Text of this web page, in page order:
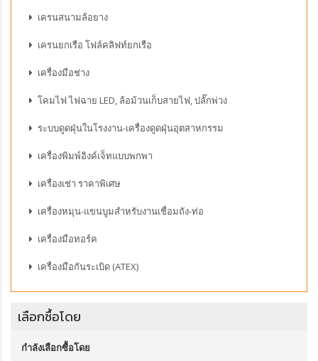
เครนสนามล้อยาง
เครนยกเรือ โฟล์คลิฟท์ยกเรือ
เครื่องมือช่าง
โคมไฟ ไฟฉาย LED, ล้อม้วนเก็บสายไฟ, ปลั๊กพ่วง
ระบบดูดฝุ่นในโรงงาน-เครื่องดูดฝุ่นอุตสาหกรรม
เครื่องพิมพ์อิงค์เจ็ทแบบพกพา
เครื่องเช่า ราคาพิเศษ
เครื่องหมุน-แขนบูมสำหรับงานเชื่อมถัง-ท่อ
เครื่องมือทอร์ค
เครื่องมือกันระเบิด (ATEX)
เลือกซื้อโดย
กำลังเลือกซื้อโดย